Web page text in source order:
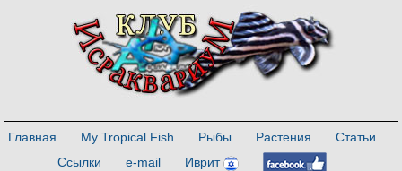
Главная My Tropical Fish Рыбы Растения
Статьи
Ссылки
e-mail Иврит